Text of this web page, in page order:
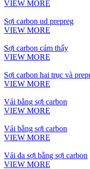
VIEW MORE
Sợi carbon ud prepreg
VIEW MORE
Sợi carbon cảm thấy
VIEW MORE
Sợi carbon hai trục và
VIEW MORE
Vải bằng sợi carbon
VIEW MORE
Vải bằng sợi carbon
VIEW MORE
Vải đa sợi bằng sợi carbon
VIEW MORE